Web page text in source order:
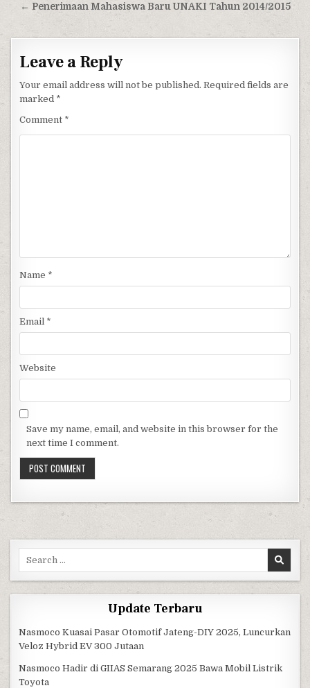
← Penerimaan Mahasiswa Baru UNAKI Tahun 2014/2015
Leave a Reply
Your email address will not be published. Required fields are
marked *
Comment *
Name *
Email *
Website
Save my name, email, and website in this browser for the
next time I comment.
Update Terbaru
Nasmoco Kuasai Pasar Otomotif Jateng-DIY 2025, Luncurkan
Veloz Hybrid EV 300 Jutaan
Nasmoco Hadir di GIIAS Semarang 2025 Bawa Mobil Listrik
Toyota